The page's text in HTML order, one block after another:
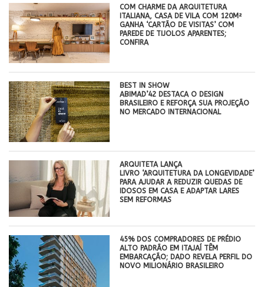
COM CHARME DA ARQUITETURA
ITALIANA, CASA DE VILA COM 120M²
GANHA ‘CARTÃO DE VISITAS’ COM
PAREDE DE TIJOLOS APARENTES;
CONFIRA
BEST IN SHOW
ABIMAD’42 DESTACA O DESIGN
BRASILEIRO E REFORÇA SUA PROJEÇÃO
NO MERCADO INTERNACIONAL
ARQUITETA LANÇA
LIVRO ‘ARQUITETURA DA LONGEVIDADE’
PARA AJUDAR A REDUZIR QUEDAS DE
IDOSOS EM CASA E ADAPTAR LARES
SEM REFORMAS
45% DOS COMPRADORES DE PRÉDIO
ALTO PADRÃO EM ITAJAÍ TÊM
EMBARCAÇÃO; DADO REVELA PERFIL DO
NOVO MILIONÁRIO BRASILEIRO